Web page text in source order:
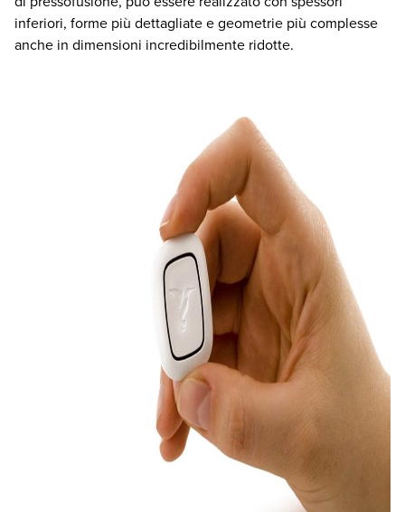
inferiori, forme più dettagliate e geometrie più complesse
anche in dimensioni incredibilmente ridotte.